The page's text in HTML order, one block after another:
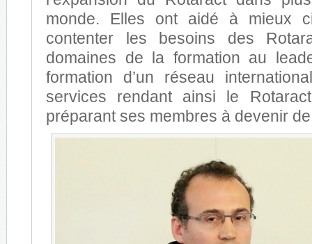
monde. Elles ont aidé à mieux
contenter les besoins des
domaines de la formation au
formation d’un réseau
services rendant ainsi le
préparant ses membres à devenir